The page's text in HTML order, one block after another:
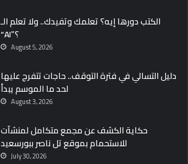
الكتب دورها إيه؟ تعلمك وتفيدك.. ولا تعلم الـ
“AI”؟
August 5, 2026
دليل التسالي في فترة التوقف.. حاجات تتفرج عليها
لحد ما الموسم يبدأ
August 3, 2026
حكاية الكشف عن مجمع متكامل لمنشآت
للاستحمام بموقع تل ناصر ببورسعيد
July 30, 2026